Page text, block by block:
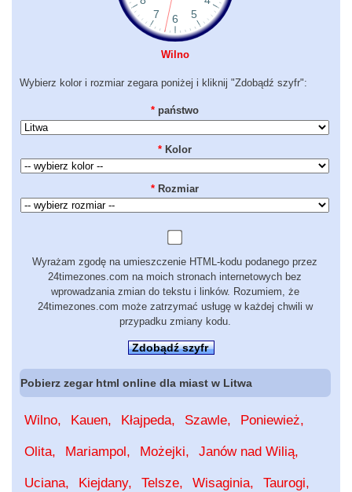
Wilno
Wybierz kolor i rozmiar zegara poniżej i kliknij "Zdobądź szyfr":
* państwo
* Kolor
* Rozmiar
Wyrażam zgodę na umieszczenie HTML-kodu podanego przez
24timezones.com na moich stronach internetowych bez
wprowadzania zmian do tekstu i linków. Rozumiem, że
24timezones.com może zatrzymać usługę w każdej chwili w
przypadku zmiany kodu.
Zdobądź szyfr
Pobierz zegar html online dla miast w Litwa
Wilno Kauen Kłajpeda Szawle Poniewież
Olita Mariampol Możejki Janów nad Wilią
Uciana Kiejdany Telsze Wisaginia Taurogi